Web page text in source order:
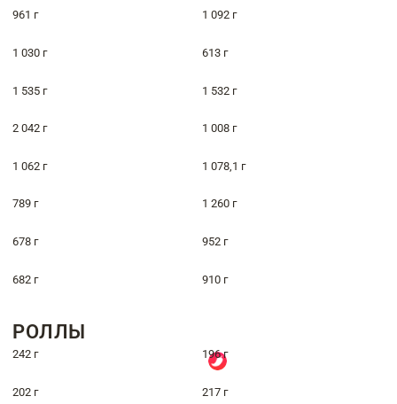
961 г 1 092 г
1 030 г 613 г
1 535 г 1 532 г
2 042 г 1 008 г
1 062 г 1 078,1 г
789 г 1 260 г
678 г 952 г
682 г 910 г
РОЛЛЫ
242 г 196 г
202 г 217 г